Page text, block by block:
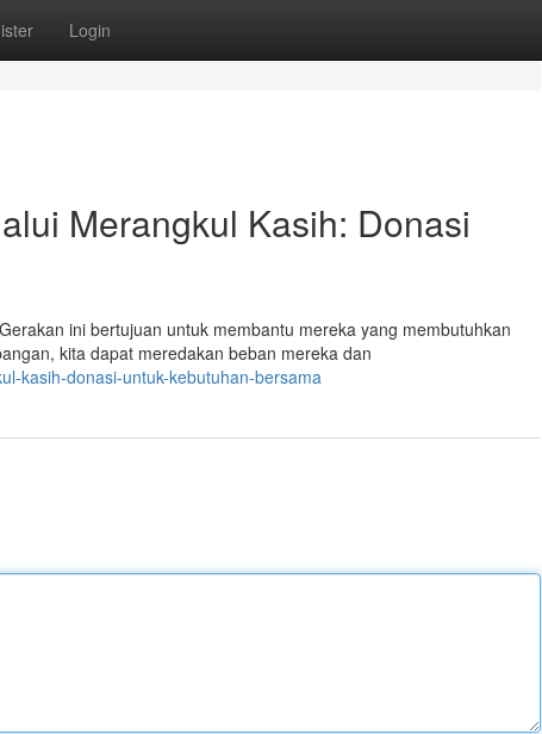
Login
Merangkul Kasih: Donasi
ini bertujuan untuk membantu mereka yang membutuhkan
kita dapat meredakan beban mereka dan
kasih-donasi-untuk-kebutuhan-bersama